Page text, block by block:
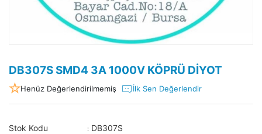
DB307S SMD4 3A 1000V KÖPRÜ DİYOT
Henüz Değerlendirilmemiş İlk Sen Değerlendir
Stok Kodu : DB307S